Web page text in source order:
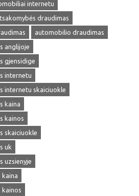
internetu
draudimas
automobilio draudimas
anglijoje
gjensidige
internetu
internetu skaiciuokle
kaina
kainos
skaiciuokle
uk
uzsienyje